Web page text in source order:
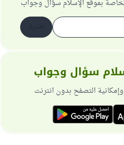
بموقع الإسلام سؤال وجواب
سؤال وجواب
التصفح بدون انترنت